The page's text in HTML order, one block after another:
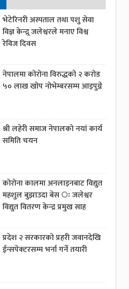
भेटेरिनरी अस्पताल तथा पशु सेवा
विज्ञ केन्द्र्र जलेश्वरले मनाए विश्व
रेविज दिवस
नेपालमा कोरोना विरुद्धको २ करोड
५० लाख खोप नोभेम्बरसम्म आइपुग्ने
श्री लहेरी समाज नेपालको नयां कार्य
समिति चयन
कोरोना कालमा अनलाइनबाट विद्युत
महशुल बुझाउदा बेस ः जलेश्वर
विद्युत वितरण केन्द्र प्रमुख साह
प्रदेश २ सरकारको प्रहरी जवानदेखि
ईन्सपेक्टरसम्म भर्ना गर्ने तयारी